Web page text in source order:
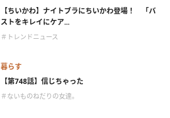
【ちいかわ】ナイトブラにちいかわ登場！ 「バ
ストをキレイにケア...
＃トレンドニュース
暮らす
【第748話】信じちゃった
＃ないものねだりの女達。